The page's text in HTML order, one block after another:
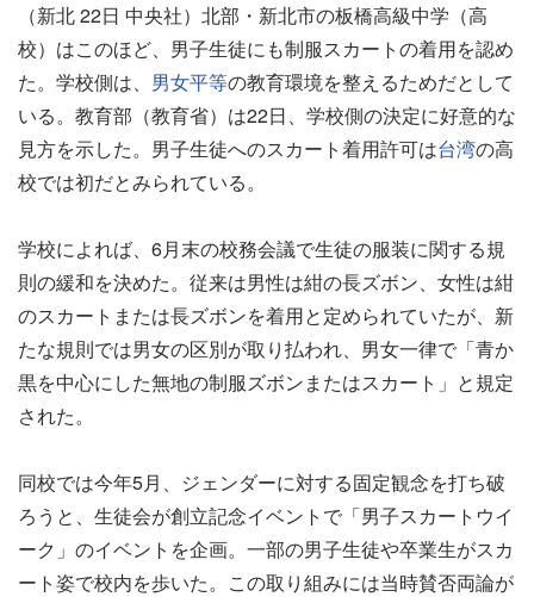
（新北 22日 中央社）北部・新北市の板橋高級中学（高
校）はこのほど、男子生徒にも制服スカートの着用を認め
た。学校側は、 男女平等の教育環境を整えるためだとして
いる。教育部（教育省）は22日、学校側の決定に好意的な
見方を示した。男子生徒へのスカート着用許可は台湾の高
校では初だとみられている。
学校によれば、6月末の校務会議で生徒の服装に関する規
則の緩和を決めた。従来は男性は紺の長ズボン、女性は紺
のスカートまたは長ズボンを着用と定められていたが、新
たな規則では男女の区別が取り払われ、男女一律で「青か
黒を中心にした無地の制服ズボンまたはスカート」と規定
された。
同校では今年5月、ジェンダーに対する固定観念を打ち破
ろうと、生徒会が創立記念イベントで「男子スカートウイ
ーク」のイベントを企画。一部の男子生徒や卒業生がスカ
ート姿で校内を歩いた。この取り組みには当時賛否両論が